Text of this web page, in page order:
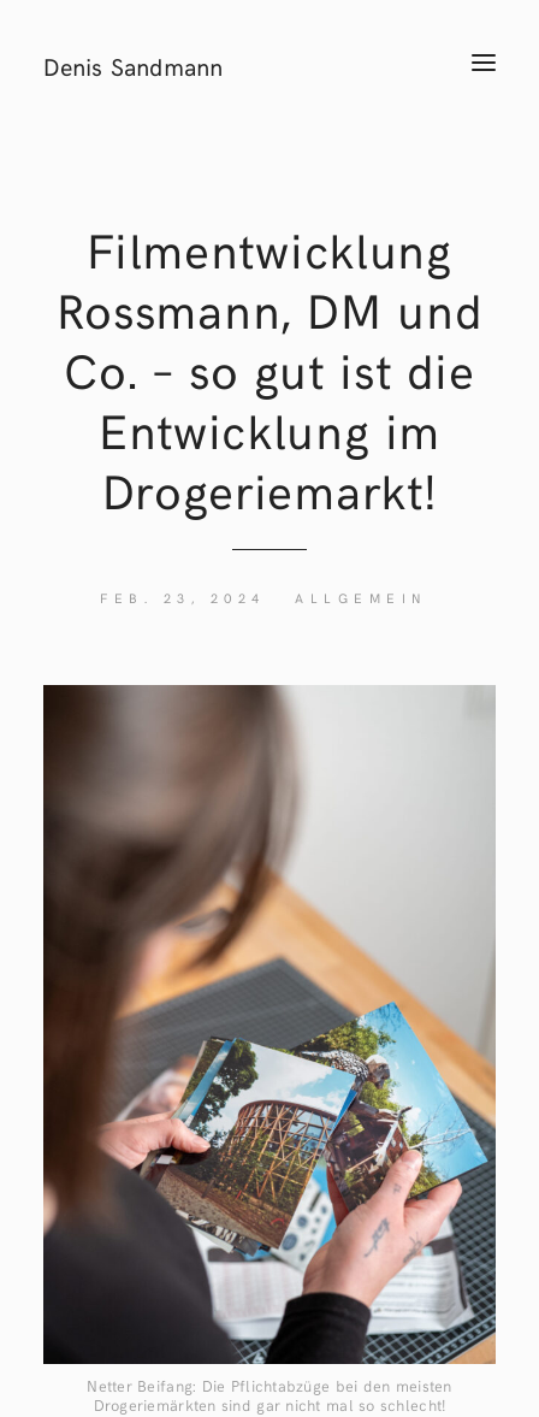
T
Denis Sandmann
Filmentwicklung
Rossmann, DM und
Co. – so gut ist die
Entwicklung im
Drogeriemarkt!
FEB. 23, 2024 ALLGEMEIN
Netter Beifang: Die Pflichtabzüge bei den meisten
Drogeriemärkten sind gar nicht mal so schlecht!